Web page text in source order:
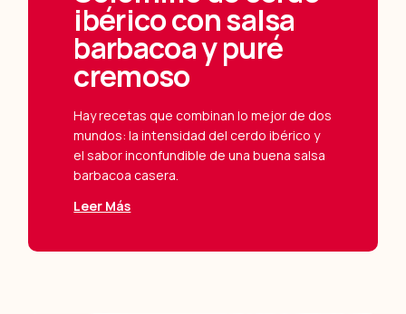
ibérico con salsa
barbacoa y puré
cremoso
Hay recetas que combinan lo mejor de dos
mundos: la intensidad del cerdo ibérico y
el sabor inconfundible de una buena salsa
barbacoa casera.
Leer Más